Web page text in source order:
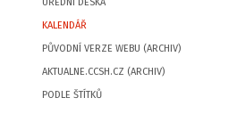
ÚŘEDNÍ DESKA
KALENDÁŘ
PŮVODNÍ VERZE WEBU (ARCHIV)
AKTUALNE.CCSH.CZ (ARCHIV)
PODLE ŠTÍTKŮ